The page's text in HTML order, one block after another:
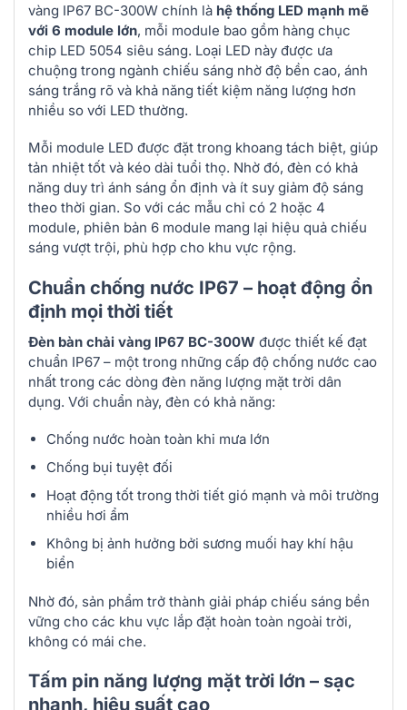
vàng IP67 BC-300W chính là hệ thống LED mạnh mẽ
với 6 module lớn, mỗi module bao gồm hàng chục
chip LED 5054 siêu sáng. Loại LED này được ưa
chuộng trong ngành chiếu sáng nhờ độ bền cao, ánh
sáng trắng rõ và khả năng tiết kiệm năng lượng hơn
nhiều so với LED thường.
Mỗi module LED được đặt trong khoang tách biệt, giúp
tản nhiệt tốt và kéo dài tuổi thọ. Nhờ đó, đèn có khả
năng duy trì ánh sáng ổn định và ít suy giảm độ sáng
theo thời gian. So với các mẫu chỉ có 2 hoặc 4
module, phiên bản 6 module mang lại hiệu quả chiếu
sáng vượt trội, phù hợp cho khu vực rộng.
Chuẩn chống nước IP67 – hoạt động ổn
định mọi thời tiết
Đèn bàn chải vàng IP67 BC-300W được thiết kế đạt
chuẩn IP67 – một trong những cấp độ chống nước cao
nhất trong các dòng đèn năng lượng mặt trời dân
dụng. Với chuẩn này, đèn có khả năng:
Chống nước hoàn toàn khi mưa lớn
Chống bụi tuyệt đối
Hoạt động tốt trong thời tiết gió mạnh và môi trường
nhiều hơi ẩm
Không bị ảnh hưởng bởi sương muối hay khí hậu
biển
Nhờ đó, sản phẩm trở thành giải pháp chiếu sáng bền
vững cho các khu vực lắp đặt hoàn toàn ngoài trời,
không có mái che.
Tấm pin năng lượng mặt trời lớn – sạc
nhanh, hiệu suất cao